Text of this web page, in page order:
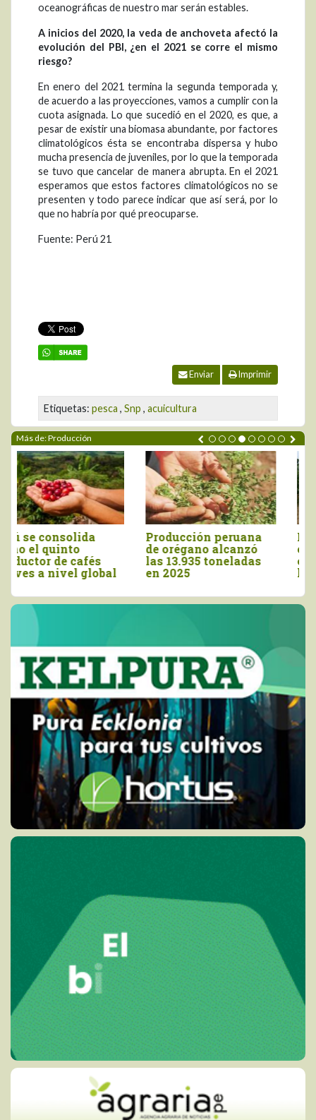
oceanográficas de nuestro mar serán estables.
A inicios del 2020, la veda de anchoveta afectó la
evolución del PBI, ¿en el 2021 se corre el mismo
riesgo?
En enero del 2021 termina la segunda temporada y,
de acuerdo a las proyecciones, vamos a cumplir con la
cuota asignada. Lo que sucedió en el 2020, es que, a
pesar de existir una biomasa abundante, por factores
climatológicos ésta se encontraba dispersa y hubo
mucha presencia de juveniles, por lo que la temporada
se tuvo que cancelar de manera abrupta. En el 2021
esperamos que estos factores climatológicos no se
presenten y todo parece indicar que así será, por lo
que no habría por qué preocuparse.
Fuente: Perú 21
Enviar Imprimir
Etiquetas: pesca , Snp , acuicultura
Más de: Producción
Producción peruana
de orégano alcanzó
las 13.935 toneladas
en 2025
Morropón: Promueven
elaboración de abono
orgánico para mejorar
la producción agrícola